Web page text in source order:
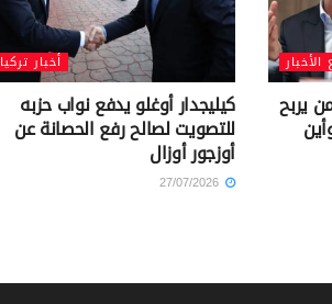
يربح
أخبار تركيا
كيليجدار أوغلو يدفع نواب حزبه
للتصويت لصالح رفع الحصانة عن
أوزجور أوزال